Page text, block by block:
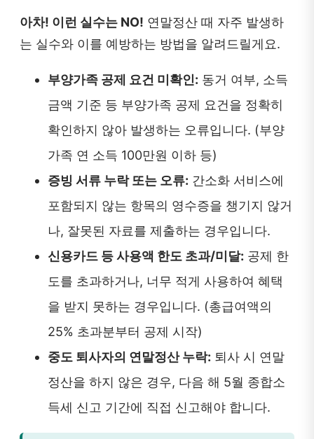
아차! 이런 실수는 NO! 연말정산 때 자주 발생하
는 실수와 이를 예방하는 방법을 알려드릴게요.
부양가족 공제 요건 미확인: 동거 여부, 소득
금액 기준 등 부양가족 공제 요건을 정확히
확인하지 않아 발생하는 오류입니다. (부양
가족 연 소득 100만원 이하 등)
증빙 서류 누락 또는 오류: 간소화 서비스에
포함되지 않는 항목의 영수증을 챙기지 않거
나, 잘못된 자료를 제출하는 경우입니다.
신용카드 등 사용액 한도 초과/미달: 공제 한
도를 초과하거나, 너무 적게 사용하여 혜택
을 받지 못하는 경우입니다. (총급여액의
25% 초과분부터 공제 시작)
중도 퇴사자의 연말정산 누락: 퇴사 시 연말
정산을 하지 않은 경우, 다음 해 5월 종합소
득세 신고 기간에 직접 신고해야 합니다.